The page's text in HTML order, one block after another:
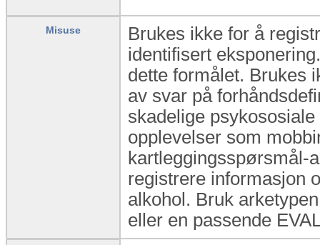
Misuse
Brukes ikke for å
identifisert
dette formålet. Brukes
av svar på
skadelige
opplevelser som
kartleggingsspørsmål-
registrere informasjon
alkohol. Bruk
eller en passende